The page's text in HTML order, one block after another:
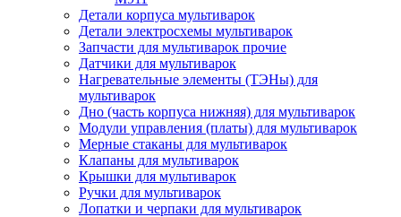
Детали корпуса мультиварок
Детали электросхемы мультиварок
Запчасти для мультиварок прочие
Датчики для мультиварок
Нагревательные элементы (ТЭНы) для
мультиварок
Дно (часть корпуса нижняя) для мультиварок
Модули управления (платы) для мультиварок
Мерные стаканы для мультиварок
Клапаны для мультиварок
Крышки для мультиварок
Ручки для мультиварок
Лопатки и черпаки для мультиварок